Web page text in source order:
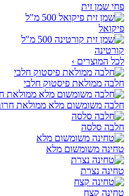
פחי שמן זית
פיקואל
קורטינה
לכל המוצרים ›
חלבה ממולאת פיסטוק חלבי
חלבה משומשום מלא ממולאת
חלבה סלסה
טחינה משומשום מלא
טחינה נצרת
טחינה קצח